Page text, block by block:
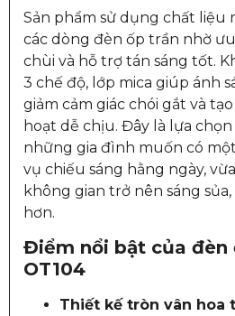
Sản phẩm sử dụng chất liệu
các dòng đèn ốp trần nhờ
chùi và hỗ trợ tán sáng tốt.
3 chế độ, lớp mica giúp ánh
giảm cảm giác chói gắt và
hoạt dễ chịu. Đây là lựa
những gia đình muốn có
vụ chiếu sáng hằng ngày,
không gian trở nên sáng
hơn.
Điểm nổi bật của đèn
OT104
Thiết kế tròn vân hoa